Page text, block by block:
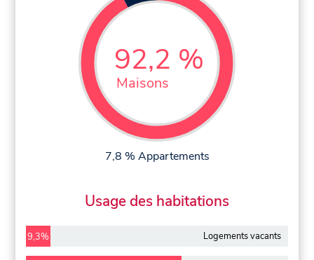
92,2 %
Maisons
7,8 % Appartements
Usage des habitations
9,3% Logements vacants